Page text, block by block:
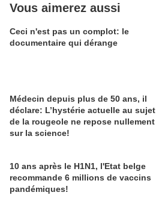
Vous aimerez aussi
Ceci n'est pas un complot: le
documentaire qui dérange
Médecin depuis plus de 50 ans, il
déclare: L’hystérie actuelle au sujet
de la rougeole ne repose nullement
sur la science!
10 ans après le H1N1, l'Etat belge
recommande 6 millions de vaccins
pandémiques!